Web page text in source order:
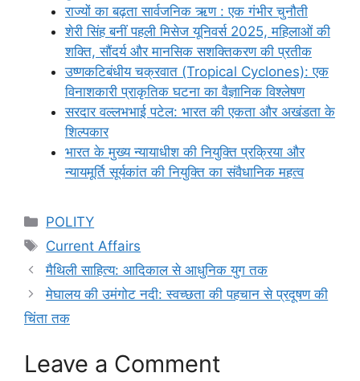
राज्यों का बढ़ता सार्वजनिक ऋण : एक गंभीर चुनौती
शेरी सिंह बनीं पहली मिसेज यूनिवर्स 2025, महिलाओं की
शक्ति, सौंदर्य और मानसिक सशक्तिकरण की प्रतीक
उष्णकटिबंधीय चक्रवात (Tropical Cyclones): एक
विनाशकारी प्राकृतिक घटना का वैज्ञानिक विश्लेषण
सरदार वल्लभभाई पटेल: भारत की एकता और अखंडता के
शिल्पकार
भारत के मुख्य न्यायाधीश की नियुक्ति प्रक्रिया और
न्यायमूर्ति सूर्यकांत की नियुक्ति का संवैधानिक महत्व
Categories
POLITY
Tags
Current Affairs
मैथिली साहित्य: आदिकाल से आधुनिक युग तक
मेघालय की उमंगोट नदी: स्वच्छता की पहचान से प्रदूषण की
चिंता तक
Leave a Comment